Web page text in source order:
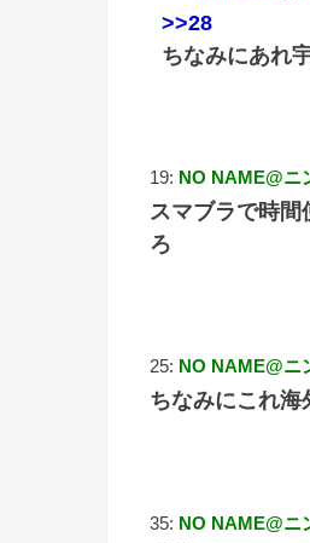
>>28
ちなみにあれ
19: NO NAME@ニ
スマブラで時
ろ
25: NO NAME@ニ
ちなみにこれ海
35: NO NAME@ニ